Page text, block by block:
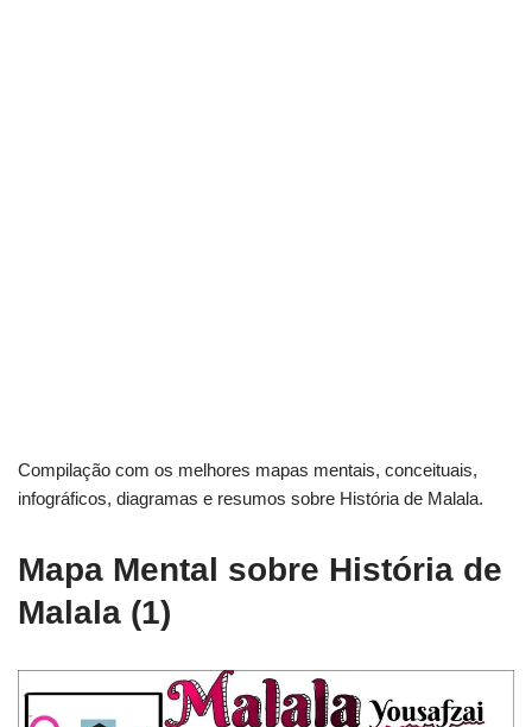
Compilação com os melhores mapas mentais, conceituais,
infográficos, diagramas e resumos sobre História de Malala.
Mapa Mental sobre História de
Malala (1)